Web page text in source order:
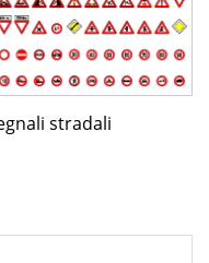
stradali